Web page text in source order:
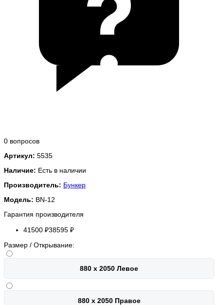
0 вопросов
Артикул: 5535
Наличие: Есть в наличии
Производитель: Бункер
Модель: BN-12
Гарантия производителя
41500 ₽38595 ₽
Размер / Открывание:
880 х 2050 Левое
880 х 2050 Правое